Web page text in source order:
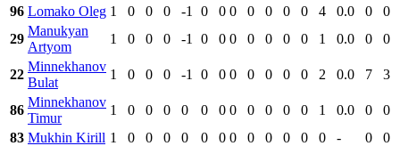
96 Lomako Oleg 1 0 0 0 -1 0 0 0 0 0 0 0 4 0.0 0
0
29
Manukyan
Artyom
1 0 0 0 -1 0 0 0 0 0 0 0 1 0.0 0 0
22
Minnekhanov
Bulat
1 0 0 0 -1 0 0 0 0 0 0 0 2 0.0 7 3
86
Minnekhanov
Timur
1 0 0 0 0 0 0 0 0 0 0 0 1 0.0 0
0
83 Mukhin Kirill 1 0 0 0 0 0 0 0 0 0 0 0 0 - 0
0